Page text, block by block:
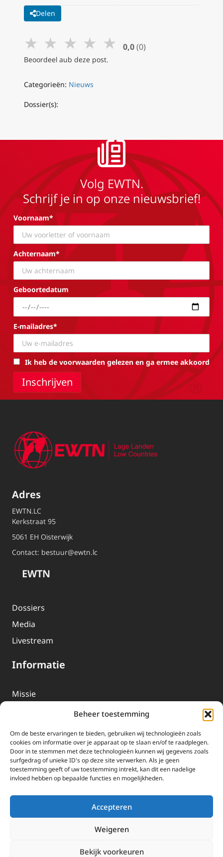
Beheer toestemming
Om de beste ervaringen te bieden, gebruiken wij technologieën zoals
cookies om informatie over je apparaat op te slaan en/of te raadplegen.
Door in te stemmen met deze technologieën kunnen wij gegevens zoals
surfgedrag of unieke ID's op deze site verwerken. Als je geen
toestemming geeft of uw toestemming intrekt, kan dit een nadelige
invloed hebben op bepaalde functies en mogelijkheden.
Accepteren
Weigeren
Bekijk voorkeuren
Delen
★ ★ ★ ★ ★ 0,0 (0)
Beoordeel aub deze post.
Categorieën: Nieuws
Dossier(s):
Volg EWTN.
Schrijf je in op onze nieuwsbrief!
Voornaam*
Achternaam*
Geboortedatum
E-mailadres*
Ik heb de voorwaarden gelezen en ga ermee akkoord
Adres
EWTN.LC
Kerkstraat 95
5061 EH Oisterwijk
Contact: bestuur@ewtn.lc
EWTN
Dossiers
Media
Livestream
Informatie
Missie
EWTN-Team
Organisatiegegevens
Doneren
EWTN wordt uitsluitend gefinancierd door uw donaties.
Wij ontvangen bewust geen advertentie-inkomsten of